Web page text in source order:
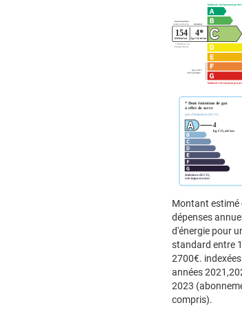
Montant estimé
dépenses
d'énergie pour
standard entre
2700€.
années
2023
compris).